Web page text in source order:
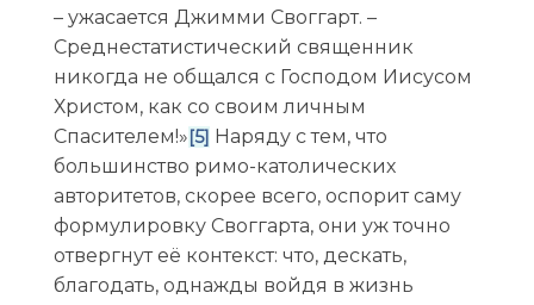
– ужасается Джимми Своггарт. –
Среднестатистический священник
никогда не общался с Господом Иисусом
Христом, как со своим личным
Спасителем!»[5] Наряду с тем, что
большинство римо-католических
авторитетов, скорее всего, оспорит саму
формулировку Своггарта, они уж точно
отвергнут её контекст: что, дескать,
благодать, однажды войдя в жизнь